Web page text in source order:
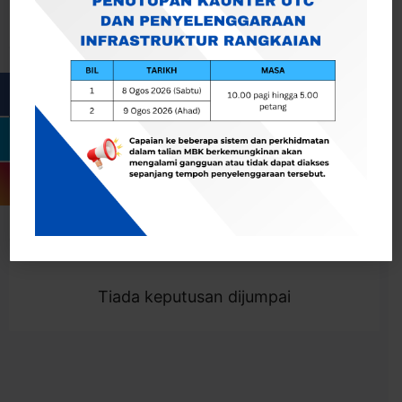
Togol Penapis
Showing 0 result
Tiada keputusan dijumpai